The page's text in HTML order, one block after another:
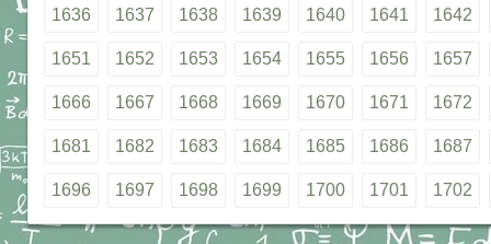
1636 1637 1638 1639 1640 1641 1642
1651 1652 1653 1654 1655 1656 1657
1666 1667 1668 1669 1670 1671 1672
1681 1682 1683 1684 1685 1686 1687
1696 1697 1698 1699 1700 1701 1702